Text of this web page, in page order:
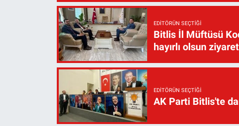
EDITÖRÜN SEÇTIĞI
Bitlis İl Müftüsü
hayırlı olsun
EDITÖRÜN SEÇTIĞI
AK Parti Bitlis'te